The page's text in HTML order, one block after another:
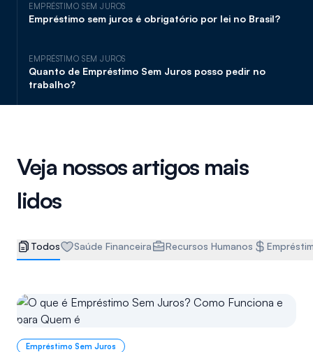
EMPRÉSTIMO SEM JUROS
Empréstimo sem juros é obrigatório por lei no Brasil?
EMPRÉSTIMO SEM JUROS
Quanto de Empréstimo Sem Juros posso pedir no
trabalho?
Veja nossos artigos mais
lidos
Todos Saúde Financeira Recursos Humanos
Empréstimo Sem Juros